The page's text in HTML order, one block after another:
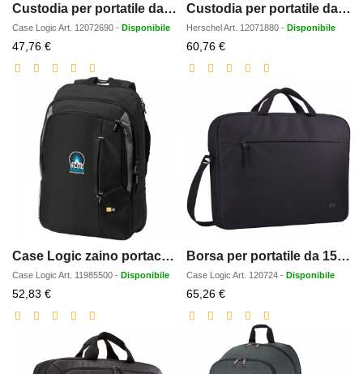
Custodia per portatile da 14 in materiale riciclato Case Logic Invigo
Case Logic Art. 12072690 - Disponibile
47,76 €Prezzo
scontato
Custodia per portatile da 15-16 Herschel Spokane
HerschelArt. 12071880 - Disponibile
60,76 €Prezzo
scontato
Case Logic zaino portacomputer 17 Reso - 25L
Case Logic Art. 11985500 - Disponibile
52,83 €Prezzo
scontato
Borsa per portatile da 156 Case Logic Invigo in materiale riciclato
Case Logic Art. 120724 - Disponibile
65,26 €Prezzo
scontato